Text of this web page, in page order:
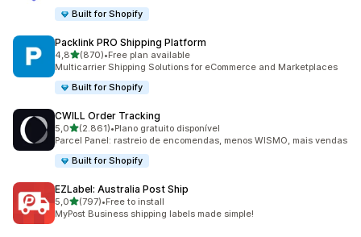
Built for Shopify
Packlink PRO Shipping Platform
4,8de 5 estrelas
(870)
870 total de avaliações
•Free plan available
Multicarrier Shipping Solutions for eCommerce and Marketplaces
Built for Shopify
CWILL Order Tracking
5,0de 5 estrelas
(2.861)
2861 total de avaliações
•Plano gratuito disponível
Parcel Panel: rastreio de encomendas, menos WISMO, mais vendas
Built for Shopify
EZLabel: Australia Post Ship
5,0de 5 estrelas
(797)
797 total de avaliações
•Free to install
MyPost Business shipping labels made simple!